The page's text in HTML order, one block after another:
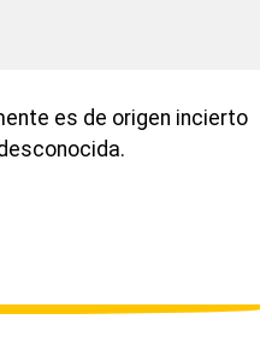
es de origen incierto